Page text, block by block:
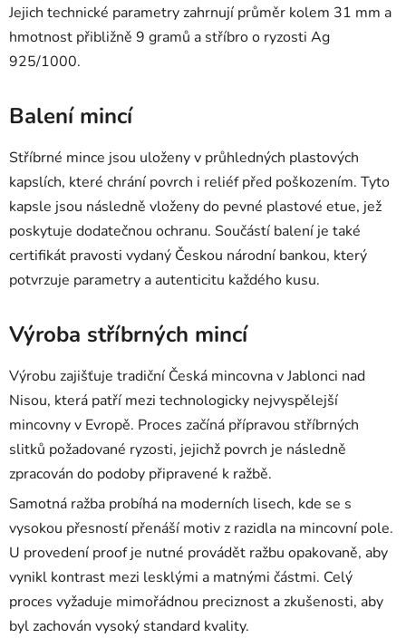
Jejich technické parametry zahrnují průměr kolem 31 mm a
hmotnost přibližně 9 gramů a stříbro o ryzosti Ag
925/1000.
Balení mincí
Stříbrné mince jsou uloženy v průhledných plastových
kapslích, které chrání povrch i reliéf před poškozením. Tyto
kapsle jsou následně vloženy do pevné plastové etue, jež
poskytuje dodatečnou ochranu. Součástí balení je také
certifikát pravosti vydaný Českou národní bankou, který
potvrzuje parametry a autenticitu každého kusu.
Výroba stříbrných mincí
Výrobu zajišťuje tradiční Česká mincovna v Jablonci nad
Nisou, která patří mezi technologicky nejvyspělejší
mincovny v Evropě. Proces začíná přípravou stříbrných
slitků požadované ryzosti, jejichž povrch je následně
zpracován do podoby připravené k ražbě.
Samotná ražba probíhá na moderních lisech, kde se s
vysokou přesností přenáší motiv z razidla na mincovní pole.
U provedení proof je nutné provádět ražbu opakovaně, aby
vynikl kontrast mezi lesklými a matnými částmi. Celý
proces vyžaduje mimořádnou preciznost a zkušenosti, aby
byl zachován vysoký standard kvality.